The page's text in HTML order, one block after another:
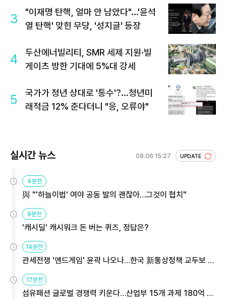
3
"이재명 탄핵, 얼마 안 남았다"...'윤석
열 탄핵' 맞힌 무당, '성지글' 등장
4
두산에너빌리티, SMR 세제 지원·빌
게이츠 방한 기대에 5%대 강세
5
국가가 청년 상대로 '통수'?...청년미
래적금 12% 준다더니 "응, 오류야"
실시간 뉴스 08.06 15:27 UPDATE
4분전
與 "'하늘이법' 여야 공동 발의 괜찮아…그것이 협치"
9분전
'캐시딜' 캐시워크 돈 버는 퀴즈, 정답은?
14분전
관세전쟁 '엔드게임' 윤곽 나오나…한국 新통상정책 교두보 활
용해야
17분전
섬유패션 글로벌 경쟁력 키운다…산업부 15개 과제 180억 지